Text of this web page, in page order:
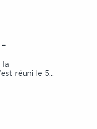
la
réuni le 5...